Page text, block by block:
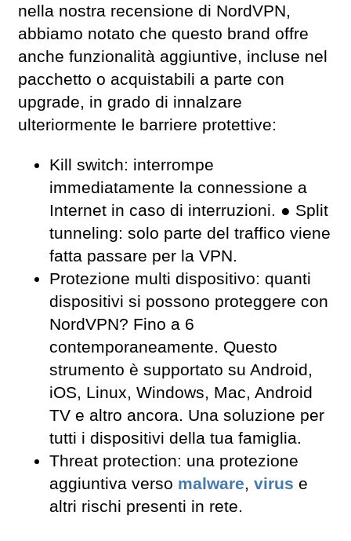
nella nostra recensione di NordVPN,
abbiamo notato che questo brand offre
anche funzionalità aggiuntive, incluse nel
pacchetto o acquistabili a parte con
upgrade, in grado di innalzare
ulteriormente le barriere protettive:
Kill switch: interrompe
immediatamente la connessione a
Internet in caso di interruzioni. ● Split
tunneling: solo parte del traffico viene
fatta passare per la VPN.
Protezione multi dispositivo: quanti
dispositivi si possono proteggere con
NordVPN? Fino a 6
contemporaneamente. Questo
strumento è supportato su Android,
iOS, Linux, Windows, Mac, Android
TV e altro ancora. Una soluzione per
tutti i dispositivi della tua famiglia.
Threat protection: una protezione
aggiuntiva verso malware, virus e
altri rischi presenti in rete.